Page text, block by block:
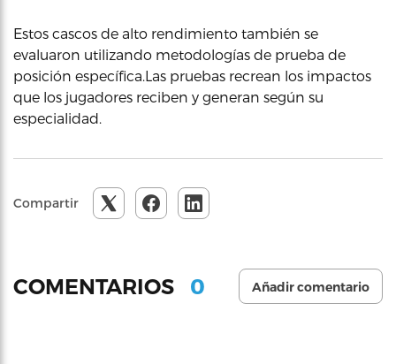
Estos cascos de alto rendimiento también se
evaluaron utilizando metodologías de prueba de
posición específica.Las pruebas recrean los impactos
que los jugadores reciben y generan según su
especialidad.
Compartir
COMENTARIOS 0 Añadir comentario